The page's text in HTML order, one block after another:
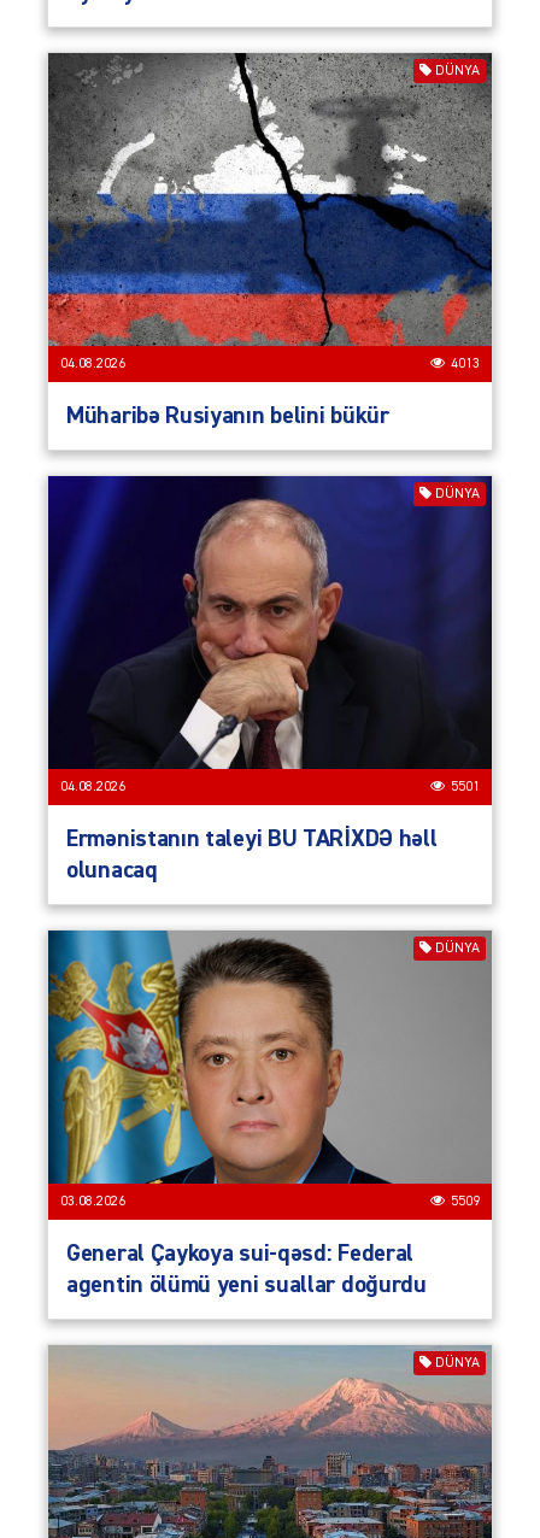
DÜNYA
04.08.2026 4013
Müharibə Rusiyanın belini bükür
DÜNYA
04.08.2026 5501
Ermənistanın taleyi BU TARİXDƏ həll
olunacaq
DÜNYA
03.08.2026 5509
General Çaykoya sui-qəsd: Federal
agentin ölümü yeni suallar doğurdu
DÜNYA